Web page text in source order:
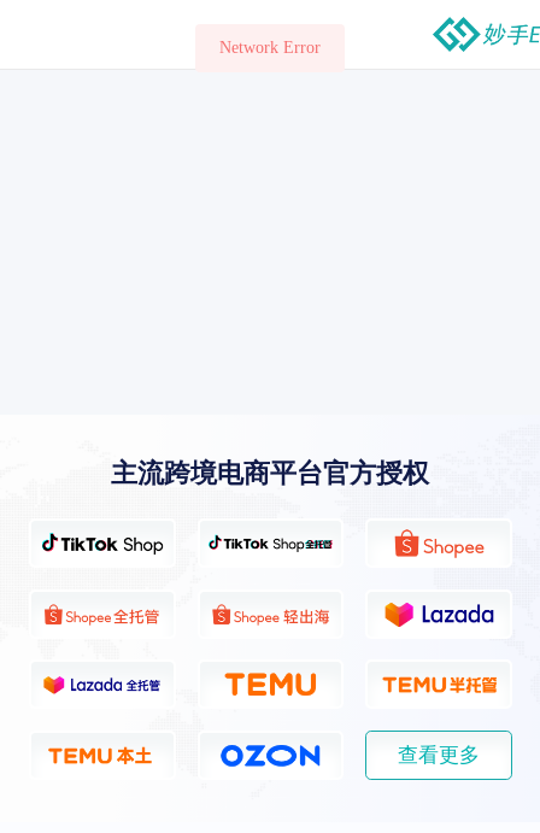
主流跨境电商平台官方授权
查看更多